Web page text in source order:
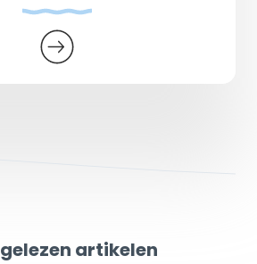
artikelen